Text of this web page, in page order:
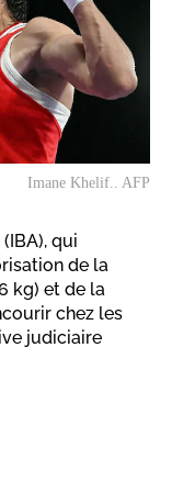
Imane Khelif.. AFP
qui
de la
kg) et de la
chez les
judiciaire